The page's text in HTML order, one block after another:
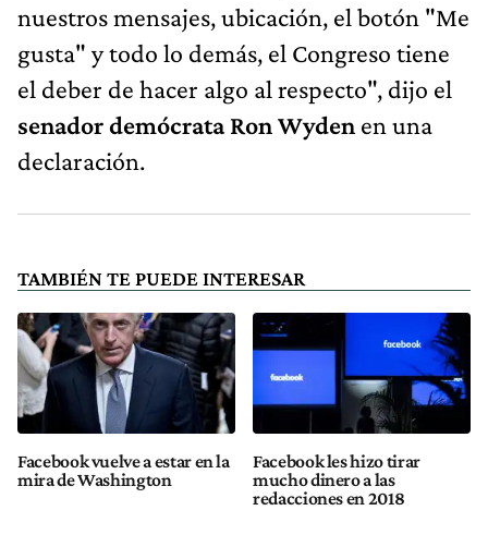
nuestros mensajes, ubicación, el botón "Me
gusta" y todo lo demás, el Congreso tiene
el deber de hacer algo al respecto", dijo el
senador demócrata Ron Wyden en una
declaración.
TAMBIÉN TE PUEDE INTERESAR
Facebook vuelve a estar en la
mira de Washington
Facebook les hizo tirar
mucho dinero a las
redacciones en 2018